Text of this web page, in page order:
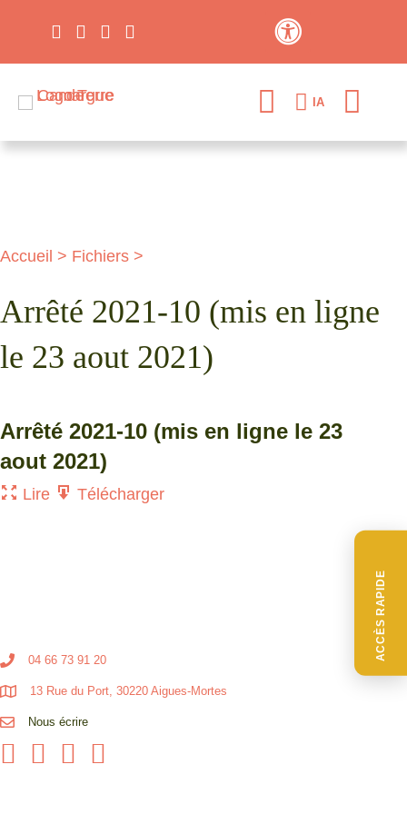
ACCÈS RAPIDE
IA
Accueil > Fichiers >
Arrêté 2021-10 (mis en ligne
le 23 aout 2021)
Arrêté 2021-10 (mis en ligne le 23
aout 2021)
Lire Télécharger
04 66 73 91 20
13 Rue du Port, 30220 Aigues-Mortes
Nous écrire